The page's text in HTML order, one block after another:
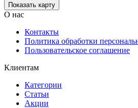
Показать карту
О нас
Контакты
Политика обработки
Пользовательское соглашение
Клиентам
Категории
Статьи
Акции